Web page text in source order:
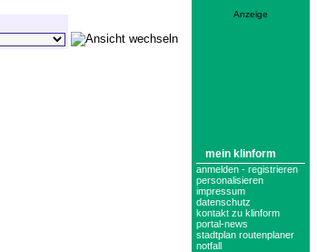
Anzeige
mein klinform
anmelden - registrieren
personalisieren
impressum
datenschutz
kontakt zu klinform
portal-news
stadtplan routenplaner
notfall